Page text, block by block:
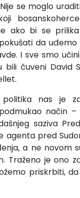
Nije se moglo
ako bi se
da uđemo
I sve smo
bili čuveni David
politika nas je
način –
saziva
agenta pred
a ne novom
Traženo je ono
priskrbiti,